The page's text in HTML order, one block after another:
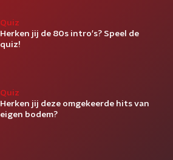
Quiz
Herken jij de 80s intro's? Speel de
quiz!
Quiz
Herken jij deze omgekeerde hits van
eigen bodem?